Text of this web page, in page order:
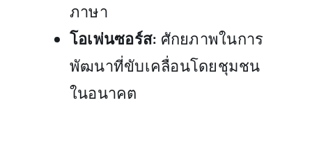
ภาษา
โอเพ่นซอร์ส: ศักยภาพในการ
พัฒนาที่ขับเคลื่อนโดยชุมชน
ในอนาคต